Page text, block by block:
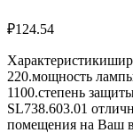
₽124.54
220.мощность
1100.степень
SL738.603.01
помещения на Ваш